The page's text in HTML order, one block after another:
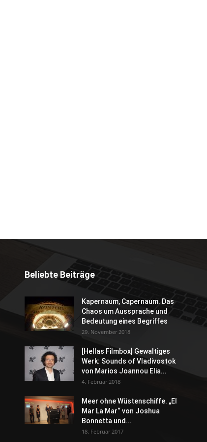
Beliebte Beiträge
Kapernaum, Capernaum. Das
Chaos um Aussprache und
Bedeutung eines Begriffes
29. November 2018
[Hellas Filmbox] Gewaltiges
Werk: Sounds of Vladivostok
von Marios Joannou Elia...
4. Februar 2018
Meer ohne Wüstenschiffe. „El
Mar La Mar“ von Joshua
Bonnetta und...
18. Februar 2017